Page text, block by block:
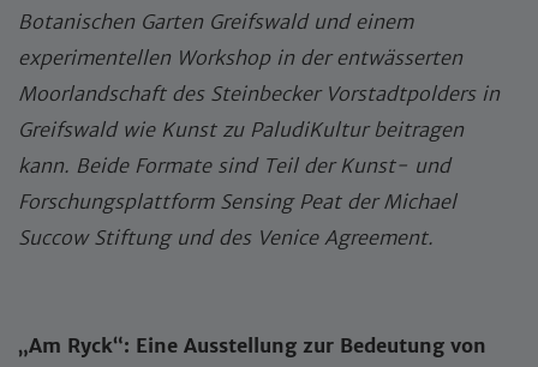
Botanischen Garten Greifswald und einem
experimentellen Workshop in der entwässerten
Moorlandschaft des Steinbecker Vorstadtpolders in
Greifswald wie Kunst zu PaludiKultur beitragen
kann. Beide Formate sind Teil der Kunst- und
Forschungsplattform Sensing Peat der Michael
Succow Stiftung und des Venice Agreement.
„Am Ryck“: Eine Ausstellung zur Bedeutung von